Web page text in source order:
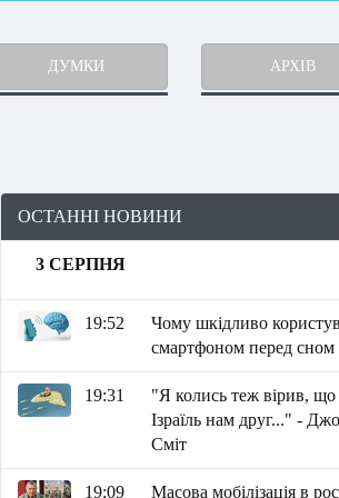
ДУМКИ АРХІВ
ОСТАННІ НОВИНИ
3 СЕРПНЯ
19:52
Чому шкідливо
смартфоном перед сном
19:31
"Я колись теж вірив, що
Ізраїль нам друг..." -
Сміт
19:09 Масова мобілізація в